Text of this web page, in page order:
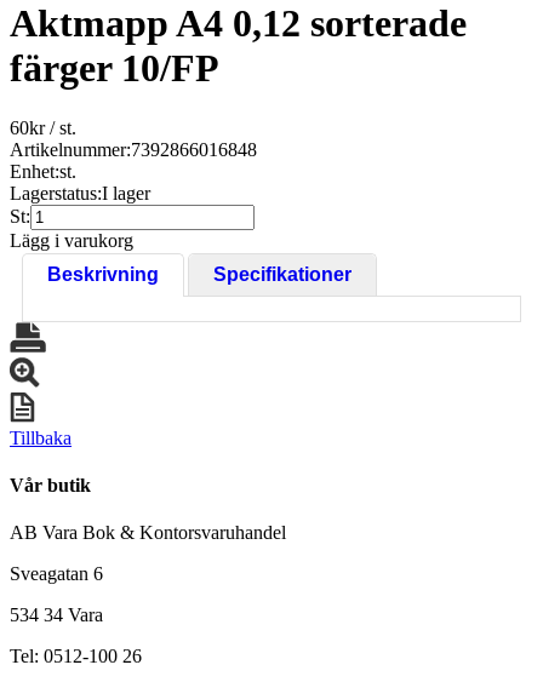
Aktmapp A4 0,12 sorterade
färger 10/FP
60kr/ st.
Artikelnummer:7392866016848
Enhet:st.
Lagerstatus:I lager
St:
Lägg i varukorg
Beskrivning
Specifikationer
Tillbaka
Vår butik
AB Vara Bok & Kontorsvaruhandel
Sveagatan 6
534 34 Vara
Tel: 0512-100 26